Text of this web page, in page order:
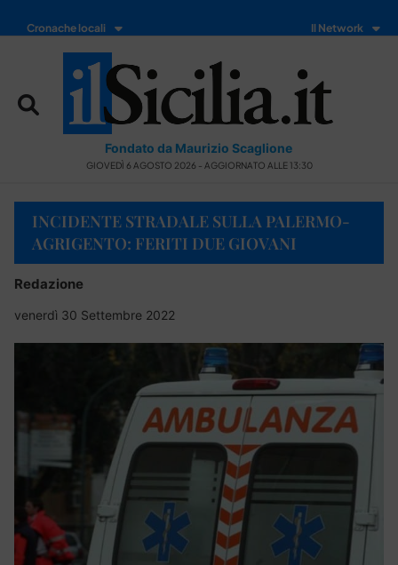
Cronache locali Il Network
Fondato da Maurizio Scaglione
GIOVEDÌ 6 AGOSTO 2026 - AGGIORNATO ALLE 13:30
INCIDENTE STRADALE SULLA PALERMO-
AGRIGENTO: FERITI DUE GIOVANI
Redazione
venerdì 30 Settembre 2022